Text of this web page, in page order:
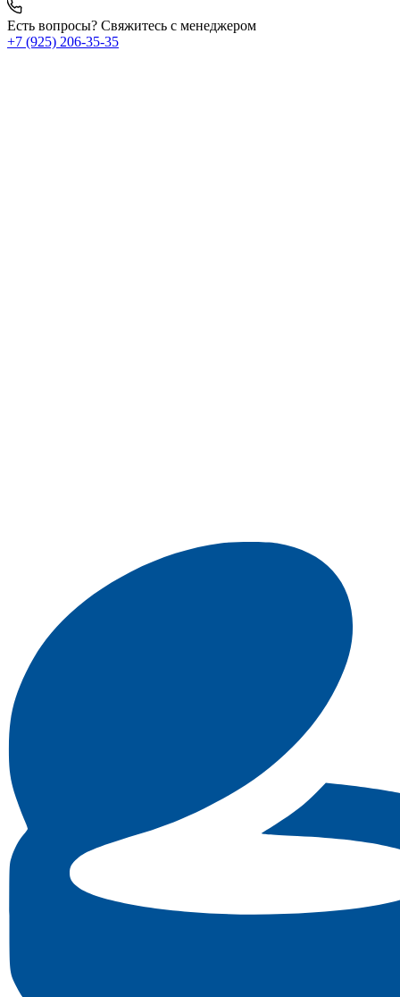
Есть вопросы? Свяжитесь с менеджером
+7 (925) 206‑35‑35